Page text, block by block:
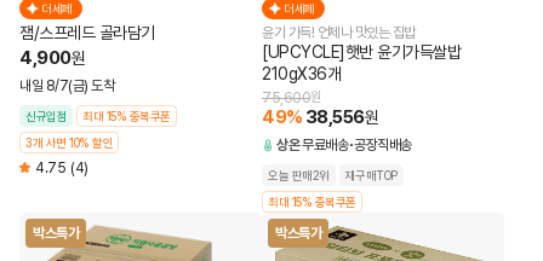
더세페
잼/스프레드 골라담기
4,900원
내일 8/7(금) 도착
신규입점
최대 15% 중복쿠폰
3개 사면 10% 할인
4.75 (4)
더세페
윤기 가득! 언제나 맛있는 집밥
[UPCYCLE]햇반 윤기가득쌀밥
210gX36개
75,600원
49% 38,556원
상온무료배송 공장직배송
오늘 판매2위
재구매TOP
최대 15% 중복쿠폰
박스특가 박스특가